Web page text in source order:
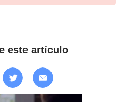
este artículo